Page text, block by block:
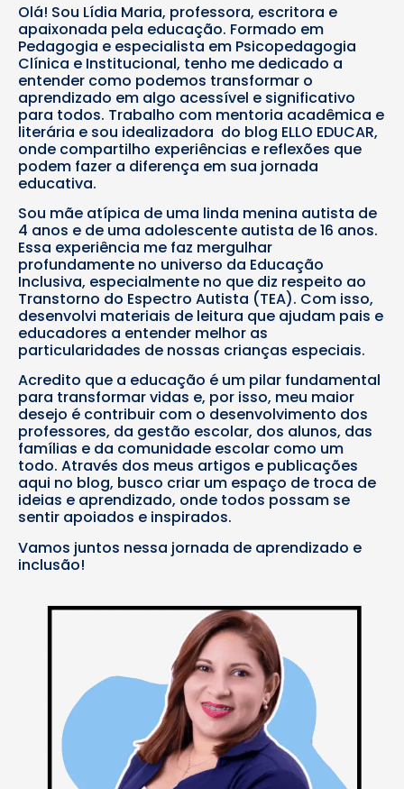
Olá! Sou Lídia Maria, professora, escritora e
apaixonada pela educação. Formado em
Pedagogia e especialista em Psicopedagogia
Clínica e Institucional, tenho me dedicado a
entender como podemos transformar o
aprendizado em algo acessível e significativo
para todos. Trabalho com mentoria acadêmica e
literária e sou idealizadora do blog ELLO EDUCAR,
onde compartilho experiências e reflexões que
podem fazer a diferença em sua jornada
educativa.
Sou mãe atípica de uma linda menina autista de
4 anos e de uma adolescente autista de 16 anos.
Essa experiência me faz mergulhar
profundamente no universo da Educação
Inclusiva, especialmente no que diz respeito ao
Transtorno do Espectro Autista (TEA). Com isso,
desenvolvi materiais de leitura que ajudam pais e
educadores a entender melhor as
particularidades de nossas crianças especiais.
Acredito que a educação é um pilar fundamental
para transformar vidas e, por isso, meu maior
desejo é contribuir com o desenvolvimento dos
professores, da gestão escolar, dos alunos, das
famílias e da comunidade escolar como um
todo. Através dos meus artigos e publicações
aqui no blog, busco criar um espaço de troca de
ideias e aprendizado, onde todos possam se
sentir apoiados e inspirados.
Vamos juntos nessa jornada de aprendizado e
inclusão!